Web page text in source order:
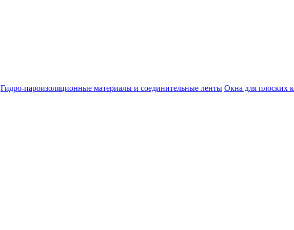
Гидро-пароизоляционные материалы и соединительные ленты Окна для плоских